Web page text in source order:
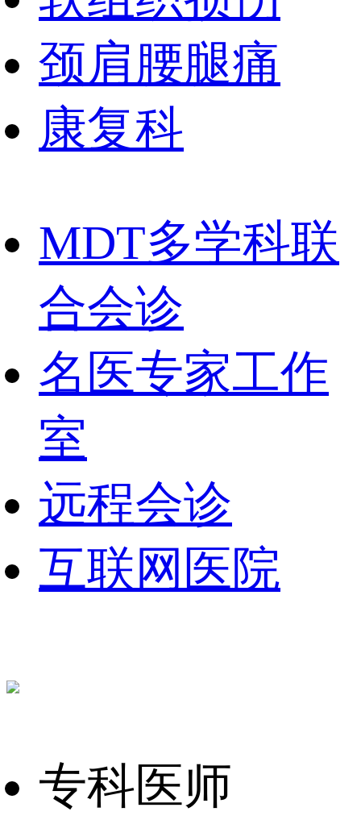
颈肩腰腿痛
康复科
MDT多学科联
合会诊
名医专家工作
室
远程会诊
互联网医院
专科医师